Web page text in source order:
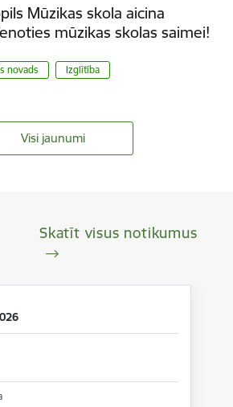
Mūzikas skola aicina
mūzikas skolas saimei!
novads Izglītība
Visi jaunumi
Skatīt visus notikumus